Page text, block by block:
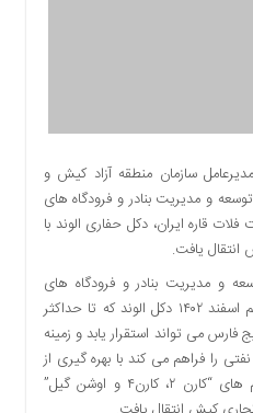
سازمان منطقه آزاد کیش و
و مدیریت بنادر و فرودگاه های
قاره ایران، دکل حفاری الوند با
انتقال یافت.
و مدیریت بنادر و فرودگاه های
منطقه آزاد کیش، صبح چهارشنبه نهم اسفند ١۴٠٢ دکل الوند که تا حداکثر
فارس می تواند استقرار یابد و زمینه
را فراهم می کند با بهره گیری از
ظرفیت سه شناور یدک کش به نام های “کارن ٢، کارن۴ و اوشن گیل”